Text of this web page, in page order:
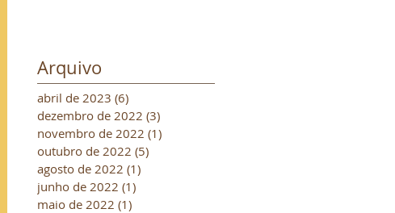
Arquivo
abril de 2023 (6)
dezembro de 2022 (3)
novembro de 2022 (1)
outubro de 2022 (5)
agosto de 2022 (1)
junho de 2022 (1)
maio de 2022 (1)